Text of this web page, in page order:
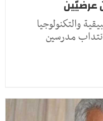
عرضيّين
والتكنولوجيا
مدرسين